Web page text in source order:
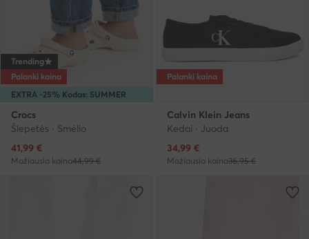
EXTRA -25% Kodas: SUMMER
Trending
Palanki kaina
Crocs
Šlepetės · Smėlio
Dabartinė kaina
41,99 €
Mažiausia kaina44,99 €
Palanki kaina
Calvin Klein Jeans
Kedai · Juoda
Dabartinė kaina
34,99 €
Mažiausia kaina36,95 €